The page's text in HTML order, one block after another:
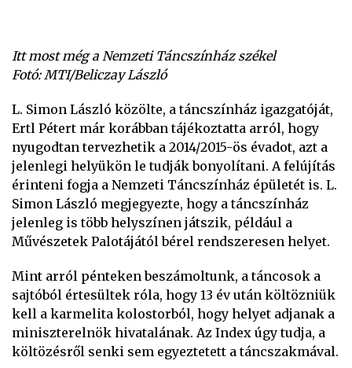
Itt most még a Nemzeti Táncszínház székel
Fotó: MTI/Beliczay László
L. Simon László közölte, a táncszínház igazgatóját,
Ertl Pétert már korábban tájékoztatta arról, hogy
nyugodtan tervezhetik a 2014/2015-ös évadot, azt a
jelenlegi helyükön le tudják bonyolítani. A felújítás
érinteni fogja a Nemzeti Táncszínház épületét is. L.
Simon László megjegyezte, hogy a táncszínház
jelenleg is több helyszínen játszik, például a
Művészetek Palotájától bérel rendszeresen helyet.
Mint arról pénteken beszámoltunk, a táncosok a
sajtóból értesültek róla, hogy 13 év után költözniük
kell a karmelita kolostorból, hogy helyet adjanak a
miniszterelnök hivatalának. Az Index úgy tudja, a
költözésről senki sem egyeztetett a táncszakmával.